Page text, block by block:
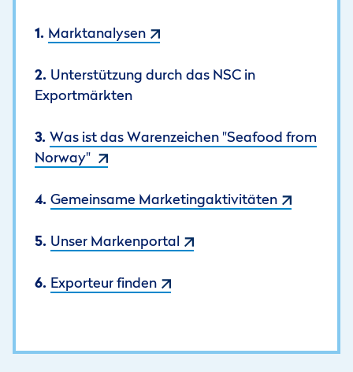
Marktanalysen
Unterstützung durch das NSC in
Exportmärkten
Was ist das Warenzeichen "Seafood from
Norway"
Gemeinsame Marketingaktivitäten
Unser Markenportal
Exporteur finden